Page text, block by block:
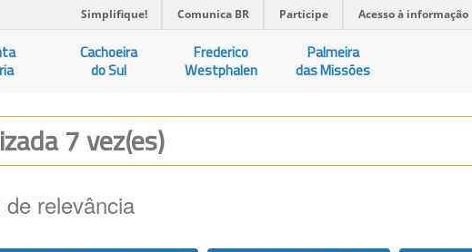
Simplifique! Comunica BR Participe Acesso à informação
Cachoeira
do Sul
Frederico
Westphalen
Palmeira
das Missões
7 vez(es)
relevância